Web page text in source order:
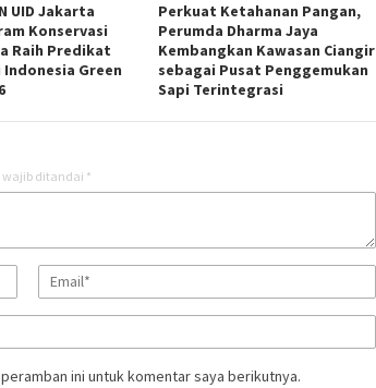
UID Jakarta
Konservasi
Raih Predikat
Green
Perkuat Ketahanan Pangan,
Perumda Dharma Jaya
Kembangkan Kawasan Ciangir
sebagai Pusat Penggemukan
Sapi Terintegrasi
wajib ditandai *
ini untuk komentar saya berikutnya.